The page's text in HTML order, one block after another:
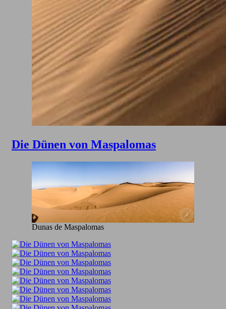
Die Dünen von Maspalomas
Dunas de Maspalomas